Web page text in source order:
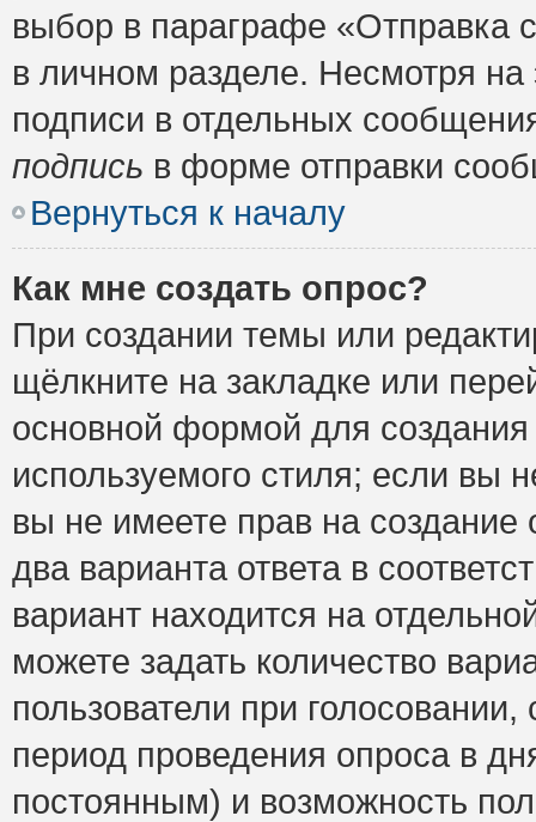
выбор в параграфе «Отправка
в личном разделе. Несмотря
подписи в отдельных
подпись в форме отправки
Вернуться к началу
Как мне создать опрос?
При создании темы или
щёлкните на закладке или
основной формой для
используемого стиля; если вы
вы не имеете прав на
два варианта ответа в
вариант находится на
можете задать количество
пользователи при
период проведения опроса в
постоянным) и возможность